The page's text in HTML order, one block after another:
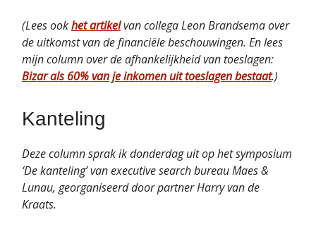
(Lees ookhet artikelvan collega Leon Brandsema over
de uitkomst van de financiële beschouwingen. En lees
mijn column over de afhankelijkheid van toeslagen:
Bizar als 60% van je inkomen uit toeslagen bestaat.)
Kanteling
Deze column sprak ik donderdag uit op het symposium
‘De kanteling’ van executive search bureau Maes &
Lunau, georganiseerd door partner Harry van de
Kraats.